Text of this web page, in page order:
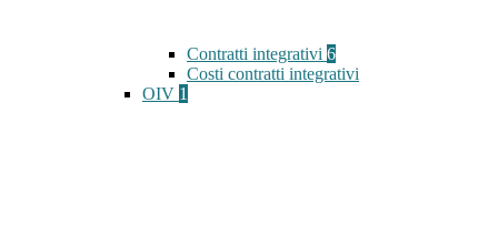
Contratti integrativi 6
Costi contratti integrativi
OIV 1